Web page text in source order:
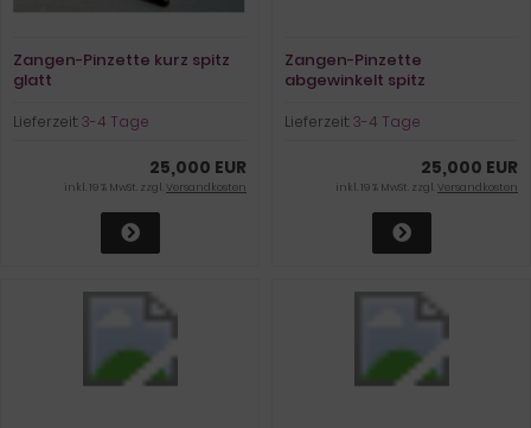
Zangen-Pinzette kurz spitz
glatt
Lieferzeit:3-4 Tage
25,000 EUR
inkl. 19 % MwSt. zzgl.Versandkosten
Zangen-Pinzette
abgewinkelt spitz
Lieferzeit:3-4 Tage
25,000 EUR
inkl. 19 % MwSt. zzgl.Versandkosten